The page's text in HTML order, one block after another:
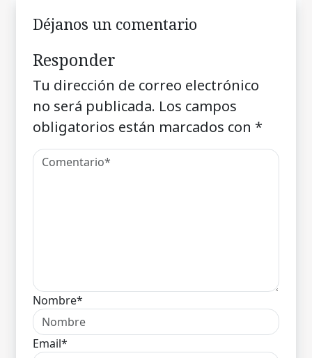
Déjanos un comentario
Responder
Tu dirección de correo electrónico
no será publicada. Los campos
obligatorios están marcados con *
Nombre*
Email*